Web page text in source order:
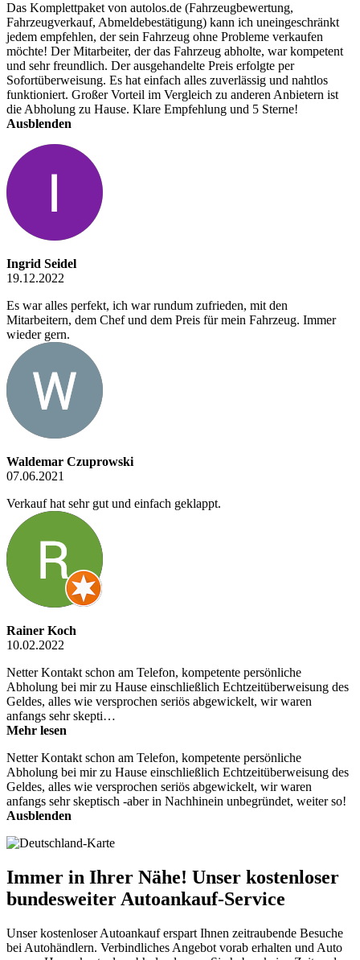
Das Komplettpaket von autolos.de (Fahrzeugbewertung,
Fahrzeugverkauf, Abmeldebestätigung) kann ich uneingeschränkt
jedem empfehlen, der sein Fahrzeug ohne Probleme verkaufen
möchte! Der Mitarbeiter, der das Fahrzeug abholte, war kompetent
und sehr freundlich. Der ausgehandelte Preis erfolgte per
Sofortüberweisung. Es hat einfach alles zuverlässig und nahtlos
funktioniert. Großer Vorteil im Vergleich zu anderen Anbietern ist
die Abholung zu Hause. Klare Empfehlung und 5 Sterne!
Ausblenden
Ingrid Seidel
19.12.2022
Es war alles perfekt, ich war rundum zufrieden, mit den
Mitarbeitern, dem Chef und dem Preis für mein Fahrzeug. Immer
wieder gern.
Waldemar Czuprowski
07.06.2021
Verkauf hat sehr gut und einfach geklappt.
Rainer Koch
10.02.2022
Netter Kontakt schon am Telefon, kompetente persönliche
Abholung bei mir zu Hause einschließlich Echtzeitüberweisung des
Geldes, alles wie versprochen seriös abgewickelt, wir waren
anfangs sehr skepti…
Mehr lesen
Netter Kontakt schon am Telefon, kompetente persönliche
Abholung bei mir zu Hause einschließlich Echtzeitüberweisung des
Geldes, alles wie versprochen seriös abgewickelt, wir waren
anfangs sehr skeptisch -aber in Nachhinein unbegründet, weiter so!
Ausblenden
Immer in Ihrer Nähe! Unser kostenloser
bundesweiter Autoankauf-Service
Unser kostenloser Autoankauf erspart Ihnen zeitraubende Besuche
bei Autohändlern. Verbindliches Angebot vorab erhalten und Auto